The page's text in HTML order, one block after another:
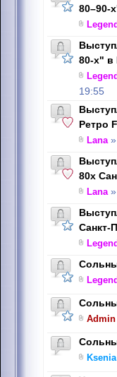
80–90-
80-х" в
19:55
Ретро
Lana»
80х
Lana»
Санкт-
Admin
Ksenia